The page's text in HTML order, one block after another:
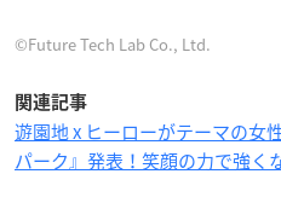
©Future Tech Lab Co., Ltd.
関連記事
遊園地 x ヒーローがテーマの女
パーク』発表！笑顔の力で強く